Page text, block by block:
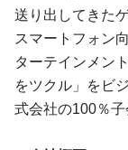
送り出してきた
スマートフォン
ターテインメン
をツクル」をビ
式会社の100％子